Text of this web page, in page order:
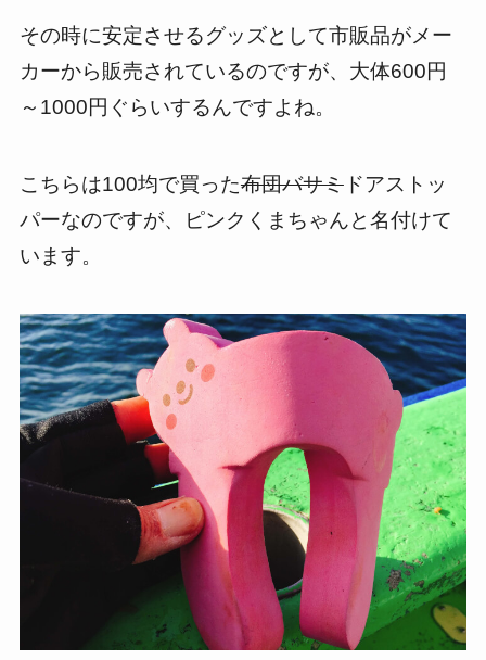
その時に安定させるグッズとして市販品がメー
カーから販売されているのですが、大体600円
～1000円ぐらいするんですよね。
こちらは100均で買った布団バサミドアストッ
パーなのですが、ピンクくまちゃんと名付けて
います。